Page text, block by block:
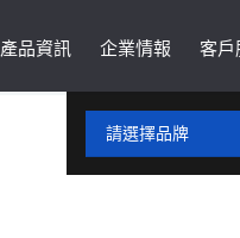
產品資訊 企業情報 客戶
請選擇品牌